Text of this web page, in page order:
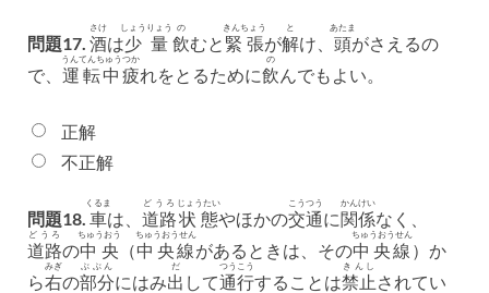
問題17. 酒
さけ
は少量
しょうりょう
飲
の
むと 緊張
きんちょう
が解
と
け、 頭
あたま
がさえるの
で、 運転中
うんてんちゅう
疲
つか
れをとるために飲
の
んでもよい。
正解
不正解
問題18. 車
くるま
は、 道路
どうろ
状態
じょうたい
やほかの交通
こうつう
に関係
かんけい
なく、
道路
どうろ
の中央
ちゅうおう
（中央線
ちゅうおうせん
があるときは、その中央線
ちゅうおうせん
）か
ら右
みぎ
の部分
ぶぶん
にはみ出
だ
して通行
つうこう
することは禁止
きんし
されてい